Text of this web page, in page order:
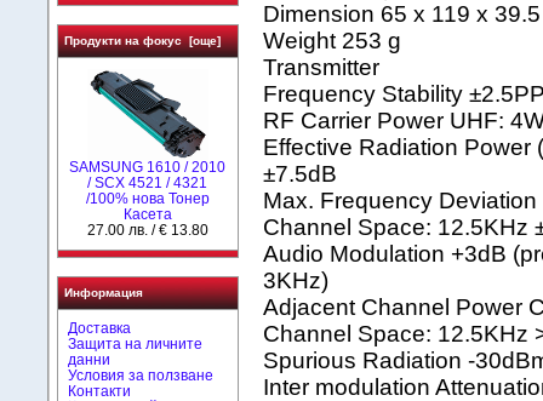
Продукти на фокус [още]
SAMSUNG 1610 / 2010
/ SCX 4521 / 4321
/100% нова Toнер
Касета
27.00 лв. / € 13.80
Информация
Доставка
Защита на личните
данни
Условия за ползване
Контакти
Dimension 65 x 119 x
Weight 253 g
Transmitter
Frequency Stability
RF Carrier Power UHF:
Effective Radiation Power
±7.5dB
Max. Frequency
Channel Space: 12.5KHz
Audio Modulation +3dB
3KHz)
Adjacent Channel Power
Channel Space: 12.5KHz
Spurious Radiation -
Inter modulation